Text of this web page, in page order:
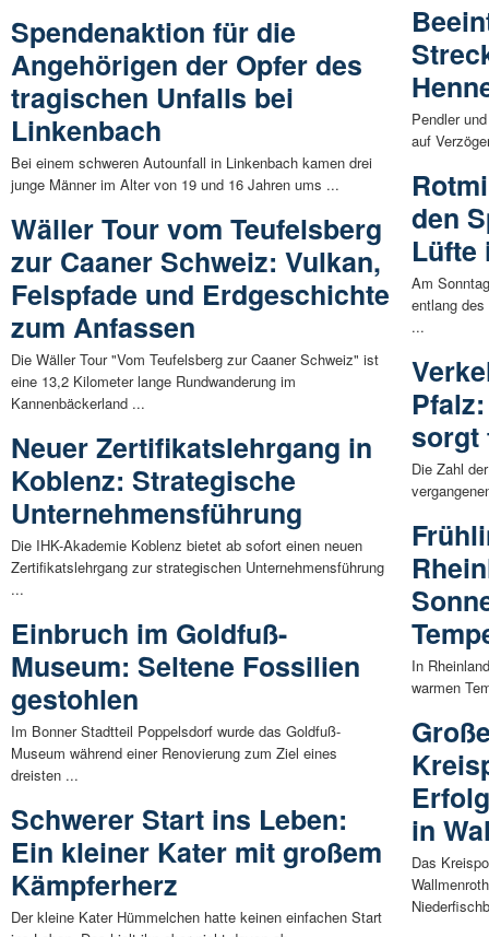
Spendenaktion für die
Angehörigen der Opfer des
tragischen Unfalls bei
Linkenbach
Bei einem schweren Autounfall in Linkenbach kamen drei
junge Männer im Alter von 19 und 16 Jahren ums ...
Wäller Tour vom Teufelsberg
zur Caaner Schweiz: Vulkan,
Felspfade und Erdgeschichte
zum Anfassen
Die Wäller Tour "Vom Teufelsberg zur Caaner Schweiz" ist
eine 13,2 Kilometer lange Rundwanderung im
Kannenbäckerland ...
Neuer Zertifikatslehrgang in
Koblenz: Strategische
Unternehmensführung
Die IHK-Akademie Koblenz bietet ab sofort einen neuen
Zertifikatslehrgang zur strategischen Unternehmensführung
...
Einbruch im Goldfuß-
Museum: Seltene Fossilien
gestohlen
Im Bonner Stadtteil Poppelsdorf wurde das Goldfuß-
Museum während einer Renovierung zum Ziel eines
dreisten ...
Schwerer Start ins Leben:
Ein kleiner Kater mit großem
Kämpferherz
Der kleine Kater Hümmelchen hatte keinen einfachen Start
Pendler
auf
den
Lüfte
Am
entlang
...
sorgt
Die Zahl
In
warmen
in
Das